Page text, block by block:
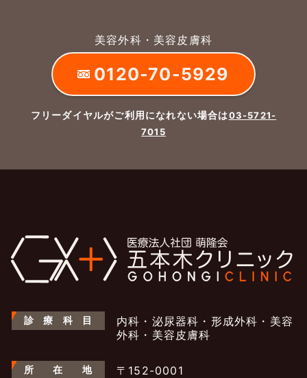
新着情報
当院からのお知らせ
最新医療トピックス
五本木クリニックについて
はじめての方へ
医師の紹介
泌尿器科
よくあるご質問
一般診療
予約について
美容外科・美容皮膚科
0120-70-5929
フリーダイヤルがご利用になれない場合は03-5721-
7015
診 療 科 目
内科・泌尿器科・形成外科・美容
外科・美容皮膚科
所 在 地 〒152-0001